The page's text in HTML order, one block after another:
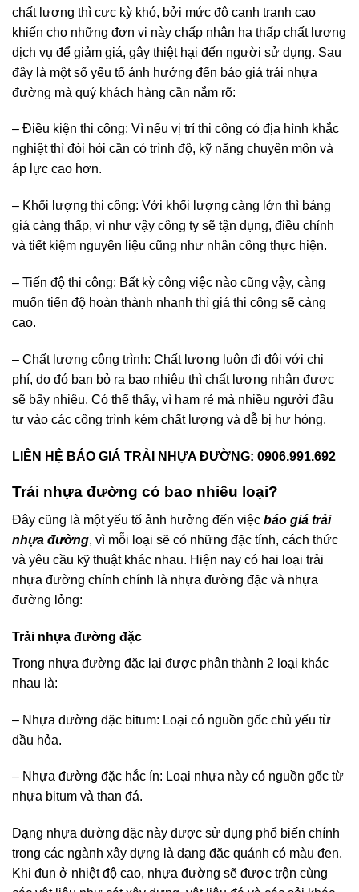
chất lượng thì cực kỳ khó, bởi mức độ cạnh tranh cao
khiến cho những đơn vị này chấp nhận hạ thấp chất lượng
dịch vụ để giảm giá, gây thiệt hại đến người sử dụng. Sau
đây là một số yếu tố ảnh hưởng đến báo giá trải nhựa
đường mà quý khách hàng cần nắm rõ:
– Điều kiện thi công: Vì nếu vị trí thi công có địa hình khắc
nghiệt thì đòi hỏi cần có trình độ, kỹ năng chuyên môn và
áp lực cao hơn.
– Khối lượng thi công: Với khối lượng càng lớn thì bảng
giá càng thấp, vì như vậy công ty sẽ tận dụng, điều chỉnh
và tiết kiệm nguyên liệu cũng như nhân công thực hiện.
– Tiến độ thi công: Bất kỳ công việc nào cũng vậy, càng
muốn tiến độ hoàn thành nhanh thì giá thi công sẽ càng
cao.
– Chất lượng công trình: Chất lượng luôn đi đôi với chi
phí, do đó bạn bỏ ra bao nhiêu thì chất lượng nhận được
sẽ bấy nhiêu. Có thể thấy, vì ham rẻ mà nhiều người đầu
tư vào các công trình kém chất lượng và dễ bị hư hỏng.
LIÊN HỆ BÁO GIÁ TRẢI NHỰA ĐƯỜNG: 0906.991.692
Trải nhựa đường có bao nhiêu loại?
Đây cũng là một yếu tố ảnh hưởng đến việc báo giá trải
nhựa đường, vì mỗi loại sẽ có những đặc tính, cách thức
và yêu cầu kỹ thuật khác nhau. Hiện nay có hai loại trải
nhựa đường chính chính là nhựa đường đặc và nhựa
đường lỏng:
Trải nhựa đường đặc
Trong nhựa đường đặc lại được phân thành 2 loại khác
nhau là:
– Nhựa đường đặc bitum: Loại có nguồn gốc chủ yếu từ
dầu hỏa.
– Nhựa đường đặc hắc ín: Loại nhựa này có nguồn gốc từ
nhựa bitum và than đá.
Dạng nhựa đường đặc này được sử dụng phổ biến chính
trong các ngành xây dựng là dạng đặc quánh có màu đen.
Khi đun ở nhiệt độ cao, nhựa đường sẽ được trộn cùng